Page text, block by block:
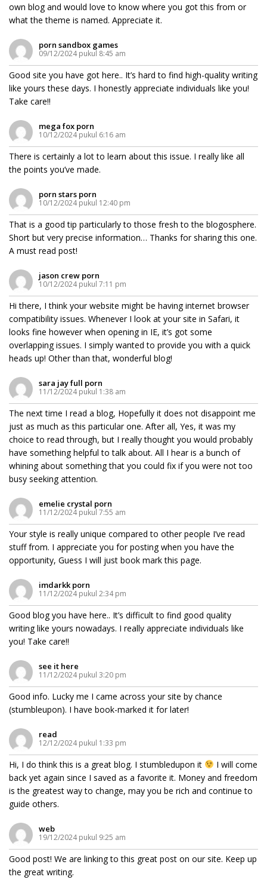
own blog and would love to know where you got this from or
what the theme is named. Appreciate it.
porn sandbox games
09/12/2024 pukul 8:45 am
Good site you have got here.. It’s hard to find high-quality writing
like yours these days. I honestly appreciate individuals like you!
Take care!!
mega fox porn
10/12/2024 pukul 6:16 am
There is certainly a lot to learn about this issue. I really like all
the points you’ve made.
porn stars porn
10/12/2024 pukul 12:40 pm
That is a good tip particularly to those fresh to the blogosphere.
Short but very precise information… Thanks for sharing this one.
A must read post!
jason crew porn
10/12/2024 pukul 7:11 pm
Hi there, I think your website might be having internet browser
compatibility issues. Whenever I look at your site in Safari, it
looks fine however when opening in IE, it’s got some
overlapping issues. I simply wanted to provide you with a quick
heads up! Other than that, wonderful blog!
sara jay full porn
11/12/2024 pukul 1:38 am
The next time I read a blog, Hopefully it does not disappoint me
just as much as this particular one. After all, Yes, it was my
choice to read through, but I really thought you would probably
have something helpful to talk about. All I hear is a bunch of
whining about something that you could fix if you were not too
busy seeking attention.
emelie crystal porn
11/12/2024 pukul 7:55 am
Your style is really unique compared to other people I’ve read
stuff from. I appreciate you for posting when you have the
opportunity, Guess I will just book mark this page.
imdarkk porn
11/12/2024 pukul 2:34 pm
Good blog you have here.. It’s difficult to find good quality
writing like yours nowadays. I really appreciate individuals like
you! Take care!!
see it here
11/12/2024 pukul 3:20 pm
Good info. Lucky me I came across your site by chance
(stumbleupon). I have book-marked it for later!
read
12/12/2024 pukul 1:33 pm
Hi, I do think this is a great blog. I stumbledupon it
I will come
back yet again since I saved as a favorite it. Money and freedom
is the greatest way to change, may you be rich and continue to
guide others.
web
19/12/2024 pukul 9:25 am
Good post! We are linking to this great post on our site. Keep up
the great writing.